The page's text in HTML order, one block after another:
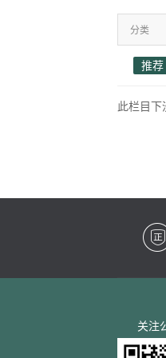
分类
推荐
此栏目下
关注